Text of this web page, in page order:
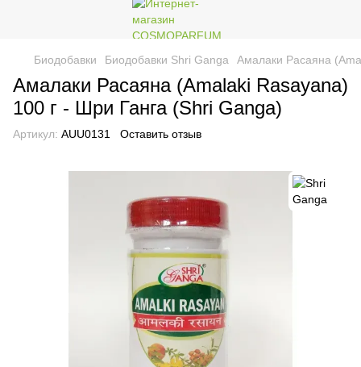
Биодобавки Биодобавки Shri Ganga Амалаки Расаяна
Амалаки Расаяна (Amalaki Rasayana)
100 г - Шри Ганга (Shri Ganga)
Артикул: AUU0131 Оставить отзыв